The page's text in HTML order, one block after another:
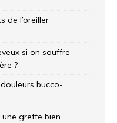
de l’oreiller
si on souffre
?
bucco-
greffe bien